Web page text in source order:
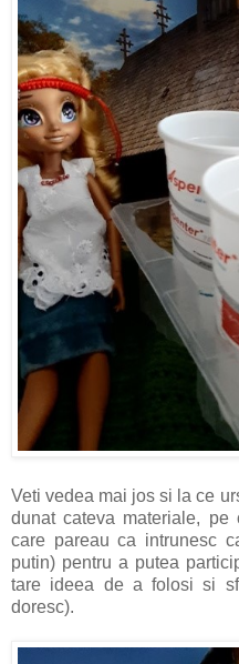
Veti vedea mai jos si la ce
dunat cateva materiale,
care pareau ca intrunesc
putin) pentru a putea
tare ideea de a folosi si
doresc).